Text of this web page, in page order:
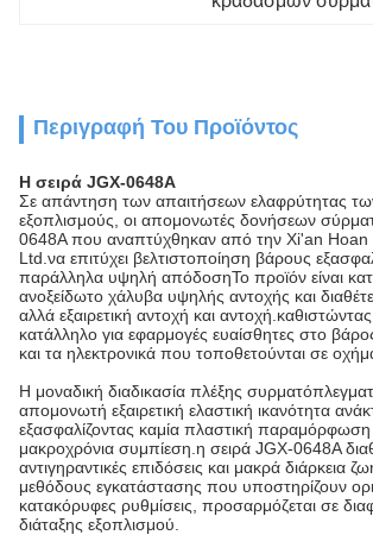
Περιγραφή Του Προϊόντος
Η σειρά JGX-0648A
Σε απάντηση των απαιτήσεων ελαφρύτητας
εξοπλισμούς, οι απομονωτές δονήσεων
0648A που αναπτύχθηκαν από την Xi'an Hoan
Ltd.να επιτύχει βελτιστοποίηση βάρους
παράλληλα υψηλή απόδοσηΤο προϊόν είναι
ανοξείδωτο χάλυβα υψηλής αντοχής και
αλλά εξαιρετική αντοχή και αντοχή.καθιστώντας
κατάλληλο για εφαρμογές ευαίσθητες στο
και τα ηλεκτρονικά που τοποθετούνται σε
Η μοναδική διαδικασία πλέξης
απομονωτή εξαιρετική ελαστική ικανότητα
εξασφαλίζοντας καμία πλαστική
μακροχρόνια συμπίεση.η σειρά JGX-0648A
αντιγηραντικές επιδόσεις και μακρά διάρκεια
μεθόδους εγκατάστασης που υποστηρίζουν
κατακόρυφες ρυθμίσεις, προσαρμόζεται σε
διάταξης εξοπλισμού.